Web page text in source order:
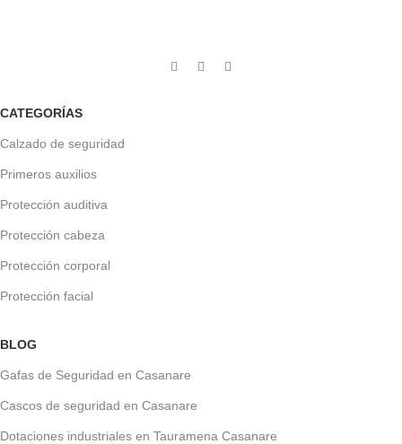
CATEGORÍAS
Calzado de seguridad
Primeros auxilios
Protección auditiva
Protección cabeza
Protección corporal
Protección facial
BLOG
Gafas de Seguridad en Casanare
Cascos de seguridad en Casanare
Dotaciones industriales en Tauramena Casanare